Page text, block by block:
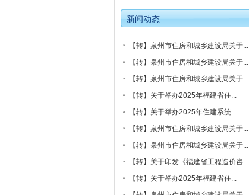
新闻动态
【转】泉州市住房和城乡建设局关于...
【转】泉州市住房和城乡建设局关于...
【转】泉州市住房和城乡建设局关于...
【转】关于举办2025年福建省住...
【转】关于举办2025年住建系统...
【转】泉州市住房和城乡建设局关于...
【转】泉州市住房和城乡建设局关于...
【转】关于印发《福建省工程造价咨...
【转】关于举办2025年福建省住...